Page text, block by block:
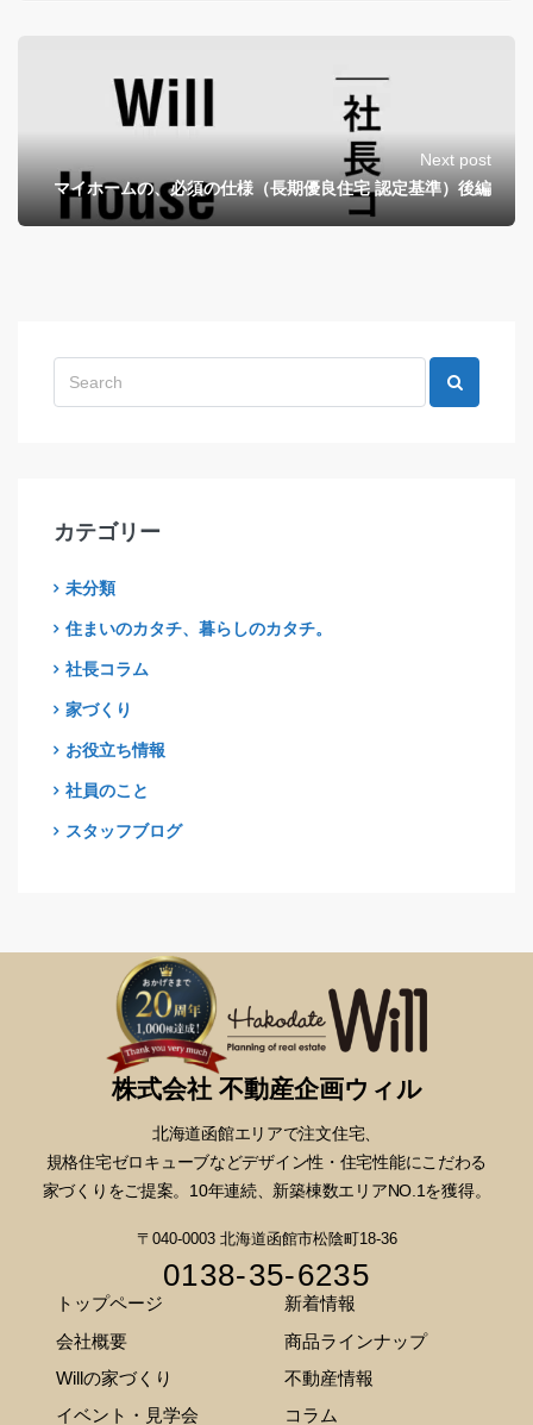
カテゴリー
未分類
住まいのカタチ、暮らしのカタチ。
社長コラム
家づくり
お役立ち情報
社員のこと
スタッフブログ
Next post
マイホームの、必須の仕様（長期優良住宅 認定基準）後編
株式会社 不動産企画ウィル
北海道函館エリアで注文住宅、
規格住宅ゼロキューブなどデザイン性・ 住宅性能にこだわる
家づくりをご提案。10年連続、新築棟数エリアNO.1を獲得。
〒040-0003 北海道函館市松陰町18-36
0138-35-6235
トップページ
会社概要
Willの家づくり
イベント・見学会
新着情報
商品ラインナップ
不動産情報
コラム